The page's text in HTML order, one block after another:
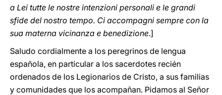
a Lei tutte le nostre intenzioni personali e le grandi
sfide del nostro tempo. Ci accompagni sempre con la
sua materna vicinanza e benedizione.]
Saludo cordialmente a los peregrinos de lengua
española, en particular a los sacerdotes recién
ordenados de los Legionarios de Cristo, a sus familias
y comunidades que los acompañan. Pidamos al Señor